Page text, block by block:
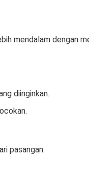
mendalam dengan
diinginkan.
pasangan.